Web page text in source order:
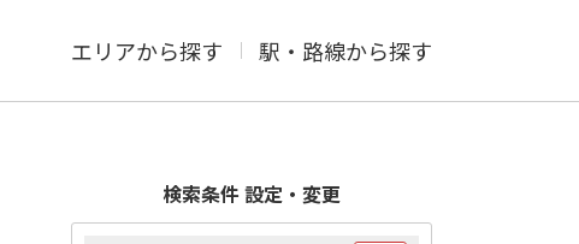
エリアから探す 駅・路線から探す
検索条件 設定・変更